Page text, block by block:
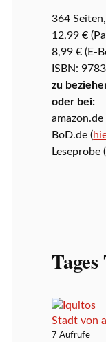
364
12,99 €
8,99 € (E-
ISBN:
zu
oder bei:
amazon.de
BoD.de (
Leseprobe (
Stadt von
7 Aufrufe